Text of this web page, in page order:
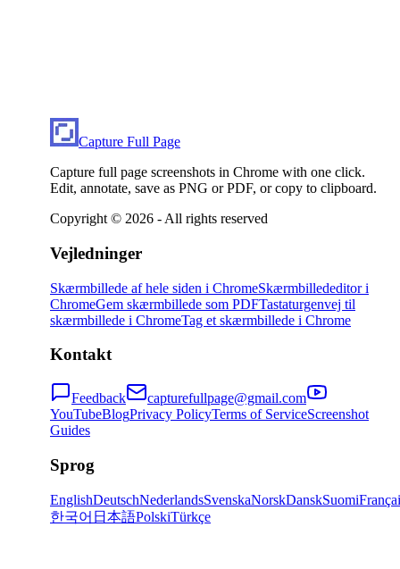
Capture Full Page
Capture full page screenshots in Chrome with one click.
Edit, annotate, save as PNG or PDF, or copy to clipboard.
Copyright © 2026 - All rights reserved
Vejledninger
Skærmbillede af hele siden i ChromeSkærmbillededitor i
ChromeGem skærmbillede som PDFTastaturgenvej til
skærmbillede i ChromeTag et skærmbillede i Chrome
Kontakt
Feedback
capturefullpage@gmail.com
YouTubeBlogPrivacy PolicyTerms of ServiceScreenshot
Guides
Sprog
EnglishDeutschNederlandsSvenskaNorskDanskSuomi
한국어 日本語PolskiTürkçe